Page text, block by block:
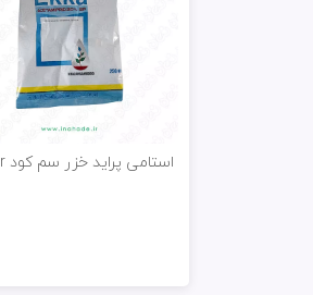
استامی پراید خزر سم کود 250gr